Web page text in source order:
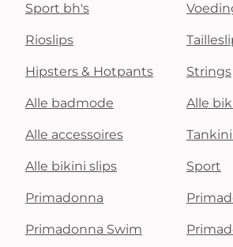
Sport bh's
Rioslips
Hipsters & Hotpants Strings
Alle badmode Alle
Alle accessoires
Alle bikini slips Sport
Primadonna
Primadonna Swim